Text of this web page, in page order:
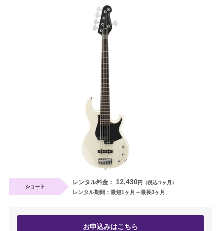
電子ピアノ・エレクトーン・シンセ
セフィーネ NS 0.8～1.5畳
ショート
レンタル料金： 12,430円（税込/1ヶ月）
レンタル期間：最短1ヶ月～最長3ヶ月
お申込みはこちら